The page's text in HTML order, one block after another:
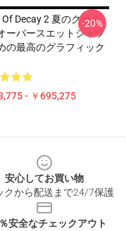
Decay 2 夏のクール
ーバースエットシャツ
の最高のグラフィック
- ￥695,275
-20%
安心してお買い物
クから配送まで24/7保護
安全なチェックアウト